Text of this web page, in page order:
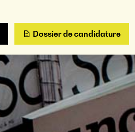
Dossier de candidature